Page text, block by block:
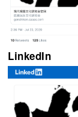
LinkedIn